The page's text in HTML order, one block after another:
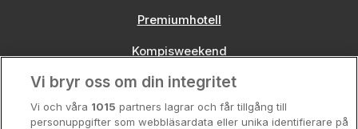
Premiumhotell
Kompisweekend
Storstadsweekend
Hotellrum under 995 kr
Vi bryr oss om din integritet
Vi och våra 1015 partners lagrar och får tillgång till
personuppgifter som webbläsardata eller unika identifierare på